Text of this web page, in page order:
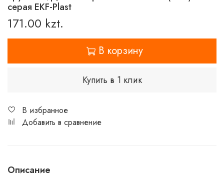
серая EKF-Plast
171.00 kzt.
В корзину
Купить в 1 клик
В избранное
Добавить в сравнение
Описание